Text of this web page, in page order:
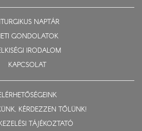
NAPTÁR
GONDOLATOK
IRODALOM
KAPCSOLAT
KÉRDEZZEN TŐLÜNK!
TÁJÉKOZTATÓ